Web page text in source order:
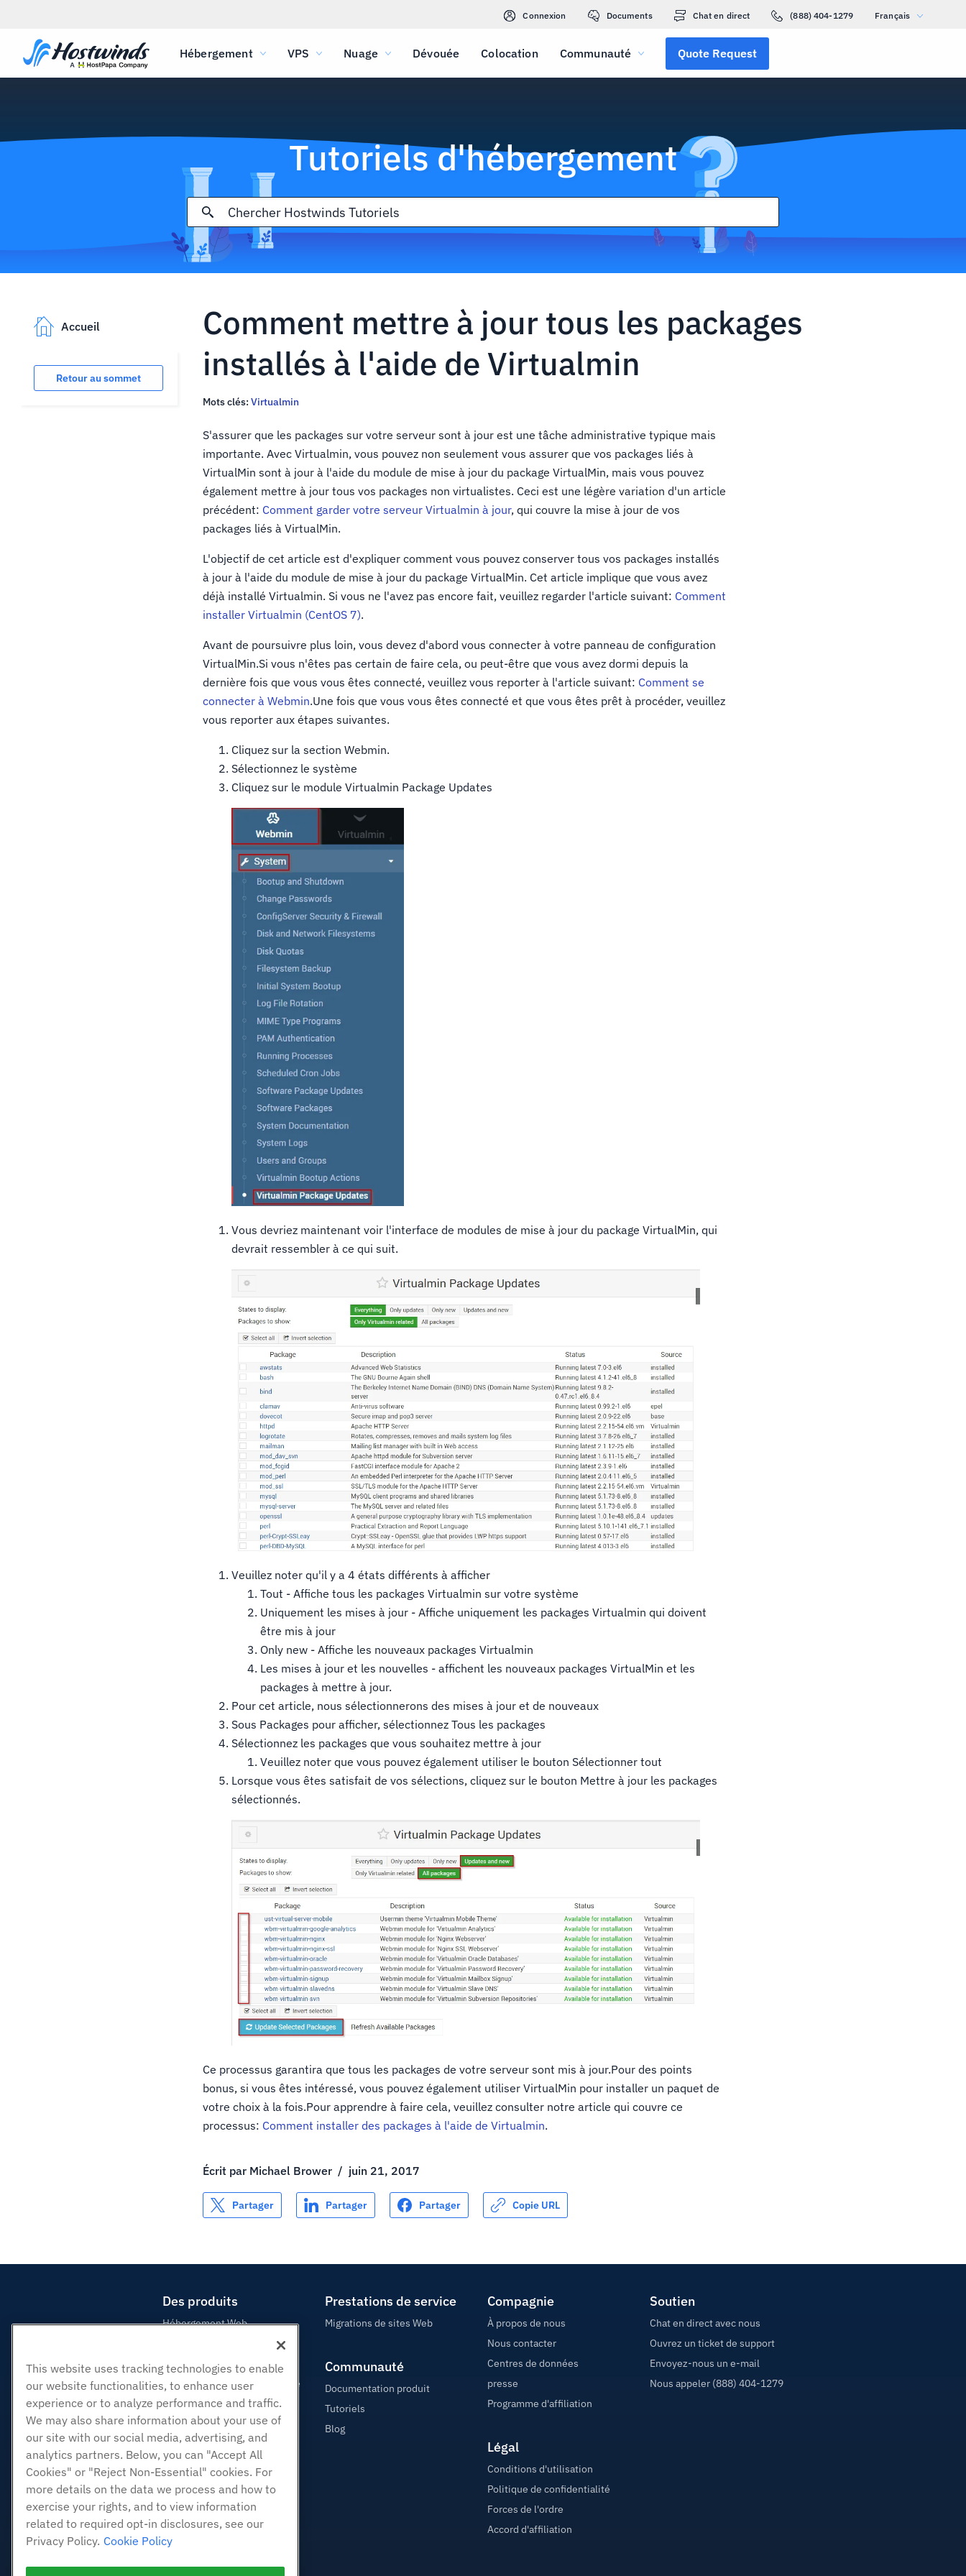
Connexion Documents Chat en direct (888) 404-1279 Français
Hébergement VPS Nuage Dévouée Colocation Communauté Quote Request
Tutoriels d'hébergement
Accueil
Retour au sommet
Comment mettre à jour tous les packages
installés à l'aide de Virtualmin
Mots clés: Virtualmin
S'assurer que les packages sur votre serveur sont à jour est une tâche administrative typique mais
importante. Avec Virtualmin, vous pouvez non seulement vous assurer que vos packages liés à
VirtualMin sont à jour à l'aide du module de mise à jour du package VirtualMin, mais vous pouvez
également mettre à jour tous vos packages non virtualistes. Ceci est une légère variation d'un article
précédent: Comment garder votre serveur Virtualmin à jour, qui couvre la mise à jour de vos
packages liés à VirtualMin.
L'objectif de cet article est d'expliquer comment vous pouvez conserver tous vos packages installés
à jour à l'aide du module de mise à jour du package VirtualMin. Cet article implique que vous avez
déjà installé Virtualmin. Si vous ne l'avez pas encore fait, veuillez regarder l'article suivant: Comment
installer Virtualmin (CentOS 7).
Avant de poursuivre plus loin, vous devez d'abord vous connecter à votre panneau de configuration
VirtualMin.Si vous n'êtes pas certain de faire cela, ou peut-être que vous avez dormi depuis la
dernière fois que vous vous êtes connecté, veuillez vous reporter à l'article suivant: Comment se
connecter à Webmin.Une fois que vous vous êtes connecté et que vous êtes prêt à procéder, veuillez
vous reporter aux étapes suivantes.
Cliquez sur la section Webmin.
Sélectionnez le système
Cliquez sur le module Virtualmin Package Updates
Vous devriez maintenant voir l'interface de modules de mise à jour du package VirtualMin, qui
devrait ressembler à ce qui suit.
Veuillez noter qu'il y a 4 états différents à afficher
Tout - Affiche tous les packages Virtualmin sur votre système
Uniquement les mises à jour - Affiche uniquement les packages Virtualmin qui doivent
être mis à jour
Only new - Affiche les nouveaux packages Virtualmin
Les mises à jour et les nouvelles - affichent les nouveaux packages VirtualMin et les
packages à mettre à jour.
Pour cet article, nous sélectionnerons des mises à jour et de nouveaux
Sous Packages pour afficher, sélectionnez Tous les packages
Sélectionnez les packages que vous souhaitez mettre à jour
Veuillez noter que vous pouvez également utiliser le bouton Sélectionner tout
Lorsque vous êtes satisfait de vos sélections, cliquez sur le bouton Mettre à jour les packages
sélectionnés.
Ce processus garantira que tous les packages de votre serveur sont mis à jour.Pour des points
bonus, si vous êtes intéressé, vous pouvez également utiliser VirtualMin pour installer un paquet de
votre choix à la fois.Pour apprendre à faire cela, veuillez consulter notre article qui couvre ce
processus: Comment installer des packages à l'aide de Virtualmin.
Écrit par Michael Brower / juin 21, 2017
Partager Partager Partager Copie URL
Des produits
Hébergement Web
Hébergement professionnel
Revendeur Hébergeur
Revendeur en marque blanche
Géré Linux VPS
Linux non gérés VPS
Windows gérés VPS
Windows non géré VPS
Équilibreurs de charge
Stockage de blocs
Stockage d'objets
SSL Certificats
Prestations de service
Migrations de sites Web
Communauté
Documentation produit
Tutoriels
Blog
Compagnie
À propos de nous
Nous contacter
Centres de données
presse
Programme d'affiliation
Légal
Conditions d'utilisation
Politique de confidentialité
Forces de l'ordre
Accord d'affiliation
Soutien
Chat en direct avec nous
Ouvrez un ticket de support
Envoyez-nous un e-mail
Nous appeler (888) 404-1279
This website uses tracking technologies to enable
our website functionalities, to enhance user
experience or to analyze performance and traffic.
We may also share information about your use of
our site with our social media, advertising, and
analytics partners. Below, you can "Accept All
Cookies" or "Reject Non-Essential" cookies. For
more details on the data we process and how to
exercise your rights, and to view information
related to required opt-in disclosures, see our
Privacy Policy. Cookie Policy